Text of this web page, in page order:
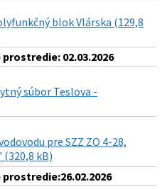
blok Vlárska (129,8
02.03.2026
súbor Teslova -
pre SZZ ZO 4-28,
(320,8 kB)